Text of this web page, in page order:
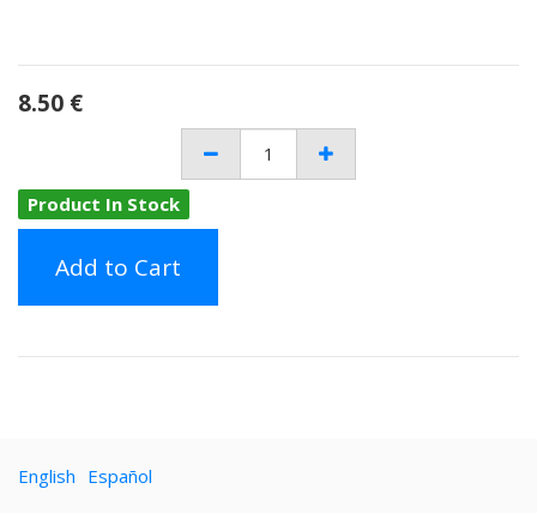
8.50 €
Product In Stock
Add to Cart
English Español